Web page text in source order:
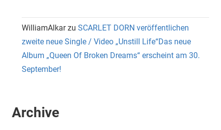
WilliamAlkarzu SCARLET DORN veröffentlichen
zweite neue Single / Video „Unstill Life“Das neue
Album „Queen Of Broken Dreams“ erscheint am 30.
September!
Archive